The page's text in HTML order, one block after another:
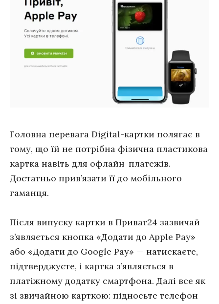
Головна перевага Digital-картки полягає в
тому, що їй не потрібна фізична пластикова
картка навіть для офлайн-платежів.
Достатньо прив’язати її до мобільного
гаманця.
Після випуску картки в Приват24 зазвичай
з’являється кнопка «Додати до Apple Pay»
або «Додати до Google Pay» — натискаєте,
підтверджуєте, і картка з’являється в
платіжному додатку смартфона. Далі все як
зі звичайною карткою: підносьте телефон